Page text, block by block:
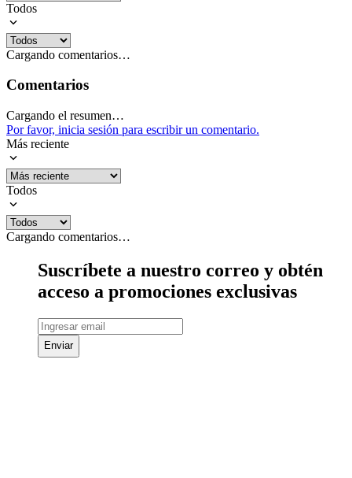
Todos
Cargando comentarios…
Comentarios
Cargando el resumen…
Por favor, inicia sesión para escribir un comentario.
Más reciente
Todos
Cargando comentarios…
Suscríbete a nuestro correo y obtén
acceso a promociones exclusivas
Enviar